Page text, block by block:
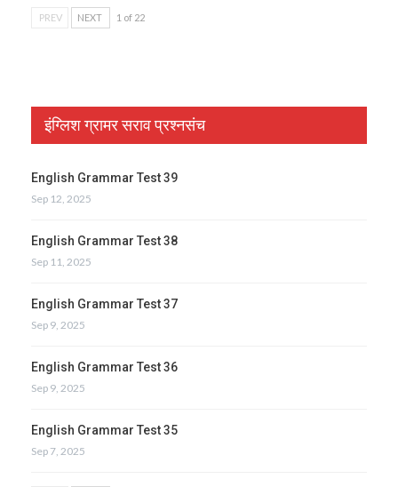
PREV NEXT 1 of 22
इंग्लिश ग्रामर सराव प्रश्नसंच
English Grammar Test 39
Sep 12, 2025
English Grammar Test 38
Sep 11, 2025
English Grammar Test 37
Sep 9, 2025
English Grammar Test 36
Sep 9, 2025
English Grammar Test 35
Sep 7, 2025